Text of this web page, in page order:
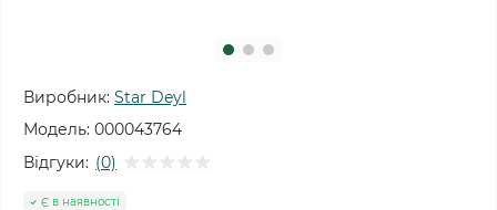
Виробник: Star Deyl
Модель: 000043764
Відгуки: (0)
Є в наявності